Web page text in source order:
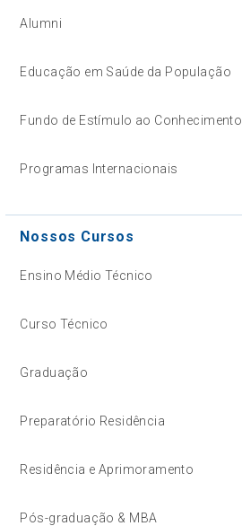
Alumni
Educação em Saúde da População
Fundo de Estímulo ao Conhecimento
Programas Internacionais
Nossos Cursos
Ensino Médio Técnico
Curso Técnico
Graduação
Preparatório Residência
Residência e Aprimoramento
Pós-graduação & MBA